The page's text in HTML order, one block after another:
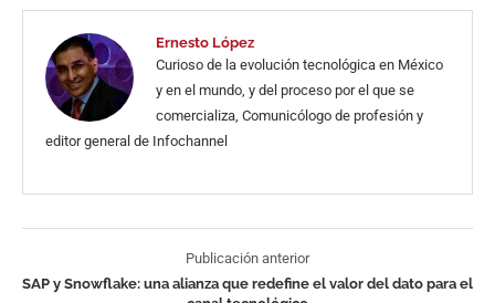
Ernesto López
Curioso de la evolución tecnológica en México
y en el mundo, y del proceso por el que se
comercializa, Comunicólogo de profesión y
editor general de Infochannel
Publicación anterior
SAP y Snowflake: una alianza que redefine el valor del dato para el